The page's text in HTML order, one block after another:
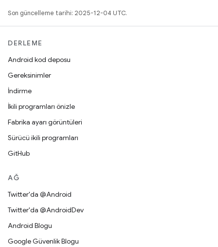
Son güncelleme tarihi: 2025-12-04 UTC.
DERLEME
Android kod deposu
Gereksinimler
İndirme
İkili programları önizle
Fabrika ayarı görüntüleri
Sürücü ikili programları
GitHub
AĞ
Twitter'da @Android
Twitter'da @AndroidDev
Android Blogu
Google Güvenlik Blogu